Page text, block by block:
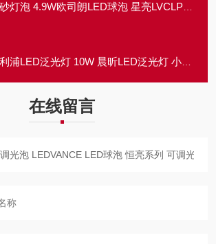
灯泡 4.9W欧司朗LED球泡 星亮LVCLP25 3.3W 小球泡
浦LED泛光灯 10W 晨昕LED泛光灯 小功率投光灯
在线留言